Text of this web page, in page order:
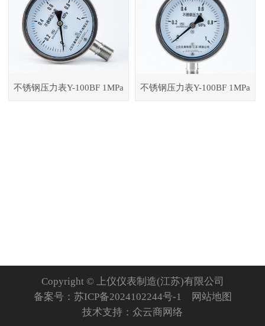
不锈钢压力表Y-100BF 1MPa 不锈钢压力表Y-100BF 1MPa
Copyright © 上仪仪表制造(江苏)有限公司
备案号： 苏ICP备2024102244号-1
网站地图
技术支持： 众云商网络